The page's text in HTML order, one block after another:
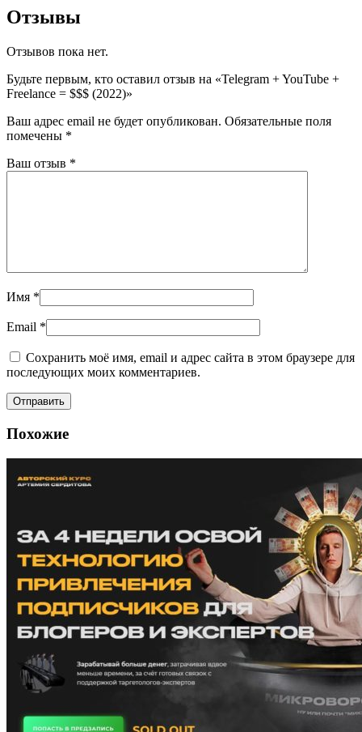
Отзывы
Отзывов пока нет.
Будьте первым, кто оставил отзыв на «Telegram + YouTube +
Freelance = $$$ (2022)»
Ваш адрес email не будет опубликован. Обязательные поля
помечены *
Ваш отзыв *
Имя *
Email *
Сохранить моё имя, email и адрес сайта в этом браузере для
последующих моих комментариев.
Похожие